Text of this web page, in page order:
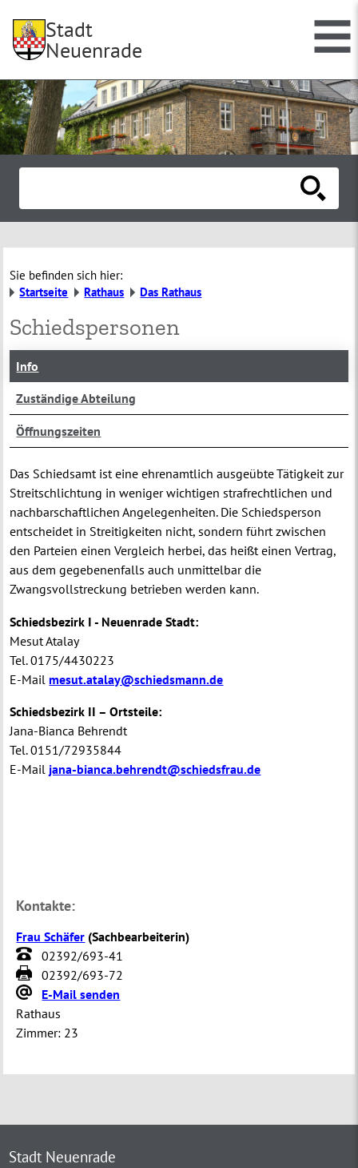
Stadt
Neuenrade
Sie befinden sich hier:
Startseite
Rathaus Das Rathaus
Schiedspersonen
Info
Zuständige Abteilung
Öffnungszeiten
Das Schiedsamt ist eine ehrenamtlich ausgeübte Tätigkeit zur
Streitschlichtung in weniger wichtigen strafrechtlichen und
nachbarschaftlichen Angelegenheiten. Die Schiedsperson
entscheidet in Streitigkeiten nicht, sondern führt zwischen
den Parteien einen Vergleich herbei, das heißt einen Vertrag,
aus dem gegebenenfalls auch unmittelbar die
Zwangsvollstreckung betrieben werden kann.
Schiedsbezirk I - Neuenrade Stadt:
Mesut Atalay
Tel. 0175/4430223
E-Mailmesut.atalay@schiedsmann.de
Schiedsbezirk II – Ortsteile:
Jana-Bianca Behrendt
Tel. 0151/72935844
E-Mail jana-bianca.behrendt@schiedsfrau.de
Kontakte:
Frau Schäfer (Sachbearbeiterin)
02392/693-41
02392/693-72
E-Mail senden
Rathaus
Zimmer: 23
Stadt Neuenrade